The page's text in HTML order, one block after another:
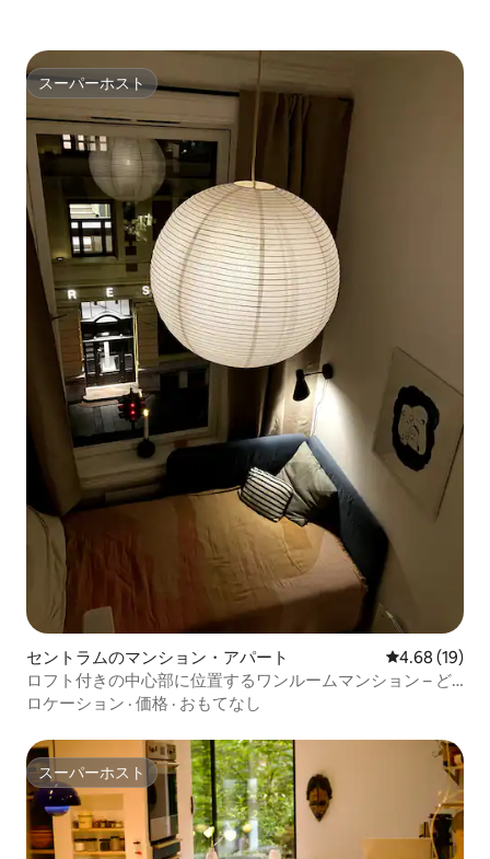
スーパーホスト
スーパーホスト
セントラムのマンション・アパート レビュー19
4.68 (19)
ロフト付きの中心部に位置するワンルームマンション – ど
こへでも徒歩で行けます
ロケーション · 価格 · おもてなし
スーパーホスト
スーパーホスト